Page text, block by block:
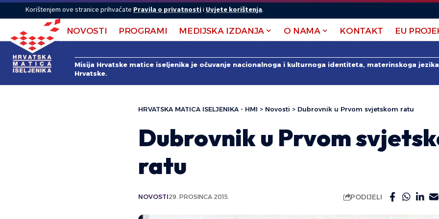
Korištenjem ove stranice prihvaćate Pravila o privatnostii Uvjete korištenja.
NOVOSTI PROGRAMI MEDIJSKA IZDANJA O NAMA KONTAKT EU
Misija Hrvatske matice iseljenika je očuvanje nacionalnoga i kulturnoga identiteta, materinskoga
Hrvatske.
HRVATSKA MATICA ISELJENIKA - HMI > Novosti > Dubrovnik u Prvom svjetskom ratu
Dubrovnik u Prvom
ratu
NOVOSTI29. PROSINCA 2015. PODIJELI